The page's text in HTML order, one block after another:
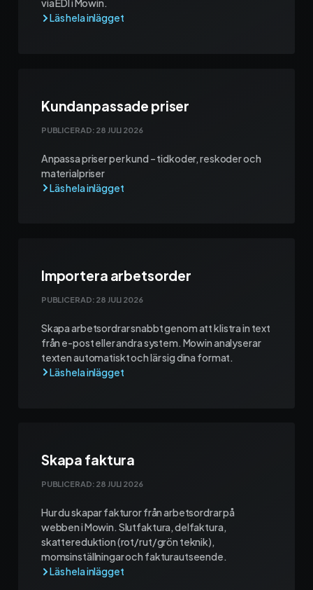
via EDI i Mowin.
Kundanpassade priser
PUBLICERAD: 28 JULI 2026
Anpassa priser per kund – tidkoder, reskoder och
materialpriser
Importera arbetsorder
PUBLICERAD: 28 JULI 2026
Skapa arbetsordrar snabbt genom att klistra in text
från e-post eller andra system. Mowin analyserar
texten automatiskt och lär sig dina format.
Skapa faktura
PUBLICERAD: 28 JULI 2026
Hur du skapar fakturor från arbetsordrar på
webben i Mowin. Slutfaktura, delfaktura,
skattereduktion (rot/rut/grön teknik),
momsinställningar och fakturautseende.